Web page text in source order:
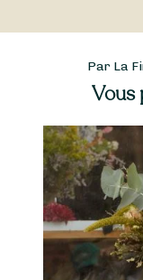
Par La
Vous